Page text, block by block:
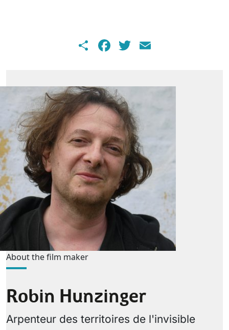
ShareFacebook
Twitter
About the film maker
Robin Hunzinger
Arpenteur des territoires de l'invisible